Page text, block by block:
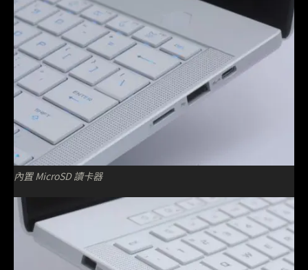
內置 MicroSD 讀卡器